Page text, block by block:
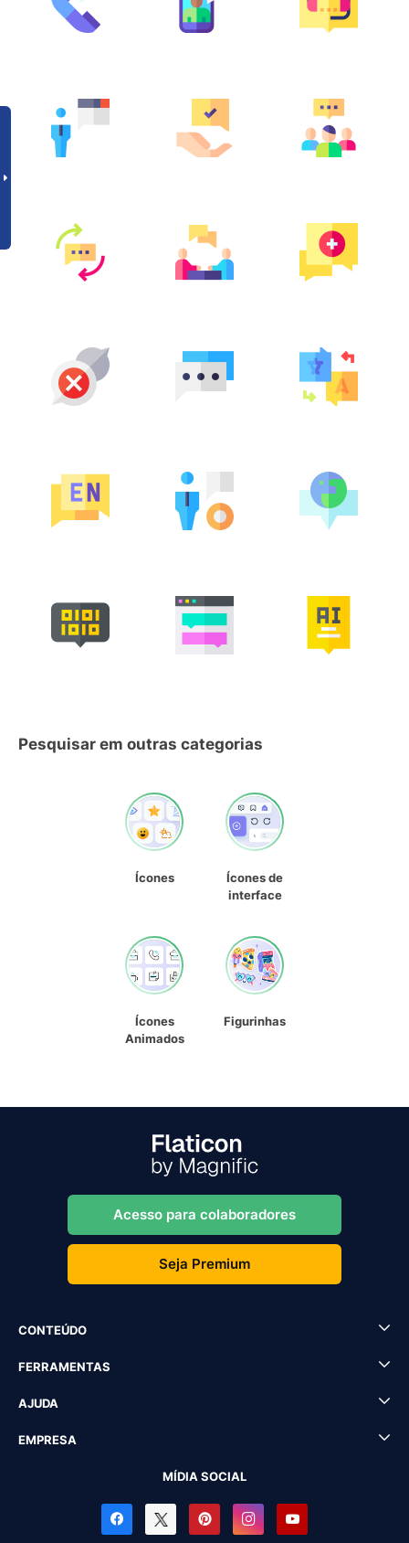
Pesquisar em outras categorias
Ícones
Ícones de
interface
Ícones
Animados
Figurinhas
Acesso para colaboradores
Seja Premium
CONTEÚDO
FERRAMENTAS
AJUDA
EMPRESA
MÍDIA SOCIAL